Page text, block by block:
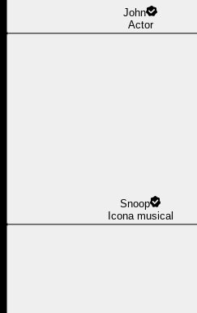
John
Actor
Snoop
Icona musical